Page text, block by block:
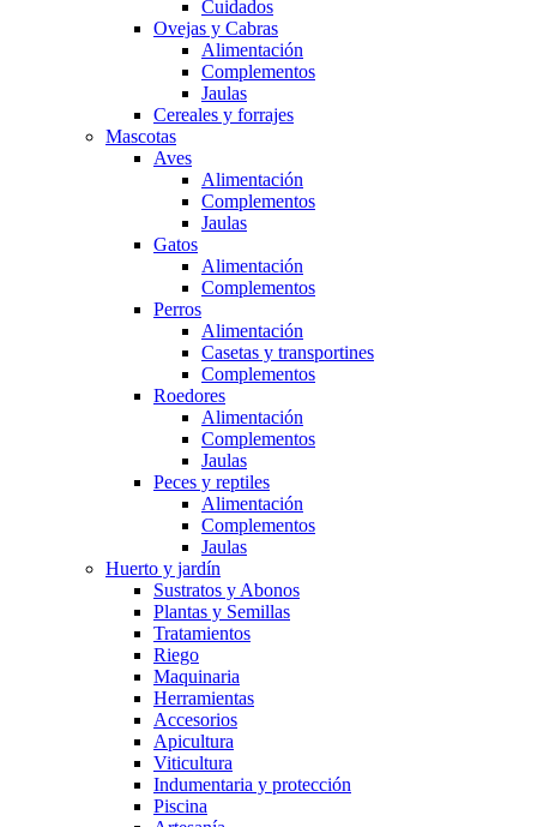
Cuidados
Ovejas y Cabras
Alimentación
Complementos
Jaulas
Cereales y forrajes
Mascotas
Aves
Alimentación
Complementos
Jaulas
Gatos
Alimentación
Complementos
Perros
Alimentación
Casetas y transportines
Complementos
Roedores
Alimentación
Complementos
Jaulas
Peces y reptiles
Alimentación
Complementos
Jaulas
Huerto y jardín
Sustratos y Abonos
Plantas y Semillas
Tratamientos
Riego
Maquinaria
Herramientas
Accesorios
Apicultura
Viticultura
Indumentaria y protección
Piscina